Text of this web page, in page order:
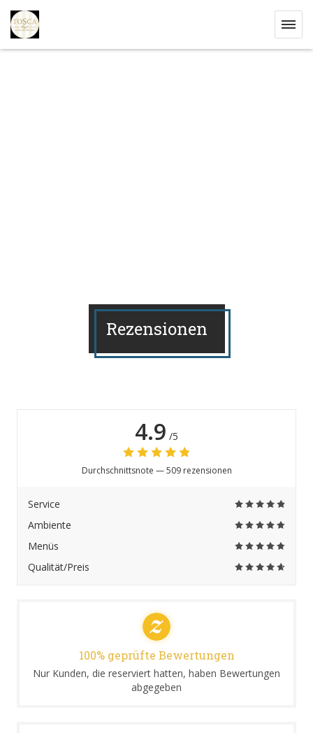
Rezensionen
4.9 /5
Durchschnittsnote —509 rezensionen
Service
Ambiente
Menüs
Qualität/Preis
100% geprüfte Bewertungen
Nur Kunden, die reserviert hatten, haben Bewertungen
abgegeben